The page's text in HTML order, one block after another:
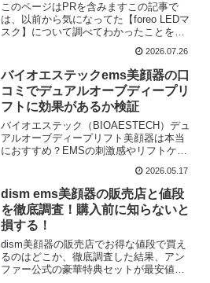
このページはPRを含みますこの記事で
は、以前から気になってた【foreo LEDマ
スク】について調べてわかったことをま
とめました。40代後半になると、鏡を見
るたびに気になることが増えてきますよ
ね。目元のハリ不足が前より目立つ夕方
になると疲れ...
2026.07.26
バイオエステックems美顔器の口
コミでデュアルオーブディープリ
フトに効果があるか検証
バイオエステック（BIOAESTECH）デュ
アルオーブディープリフト美顔器は本当
におすすめ？EMSの刺激感やリフトケア
他の人気美顔器との違い、最安値情報ま
でわかりやすく解説します。自宅で本格
ケアしたい人必見です。
2026.05.17
dism ems美顔器の販売店と値段
を徹底調査！購入前に知らないと
損する！
dism美顔器の販売店でお得な値段で買え
るのはどこか、徹底調査した結果、アン
ファー公式の豪華特典セットが最安値で